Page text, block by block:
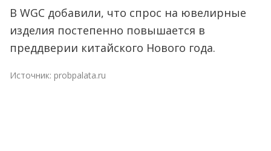
В WGC добавили, что спрос на ювелирные
изделия постепенно повышается в
преддверии китайского Нового года.
Источник: probpalata.ru